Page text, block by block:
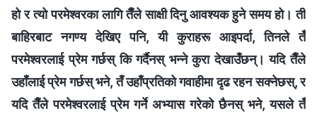
हो र त्यो परमेश्‍वरका लागि तैँले साक्षी दिनु आवश्यक हुने समय हो। ती
बाहिरबाट नगण्य देखिए पनि, यी कुराहरू आइपर्दा, तिनले तँ
परमेश्‍वरलाई प्रेम गर्छस् कि गर्दैनस् भन्‍ने कुरा देखाउँछन्। यदि तैँले
उहाँलाई प्रेम गर्छस् भने, तँ उहाँप्रतिको गवाहीमा दृढ रहन सक्नेछस्, र
यदि तैँले परमेश्‍वरलाई प्रेम गर्ने अभ्यास गरेको छैनस् भने, यसले तँ